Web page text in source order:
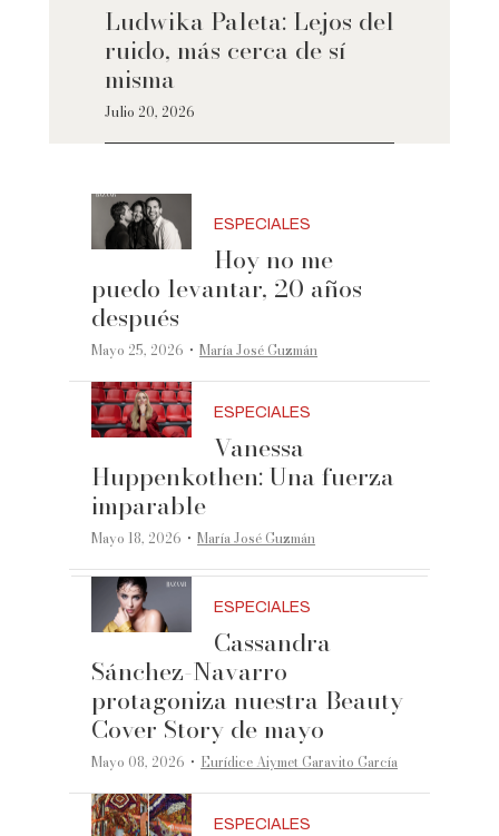
Ludwika Paleta: Lejos del
ruido, más cerca de sí
misma
Julio 20, 2026
ESPECIALES
Hoy no me
puedo levantar, 20 años
después
Mayo 25, 2026 ·María José Guzmán
ESPECIALES
Vanessa
Huppenkothen: Una fuerza
imparable
Mayo 18, 2026 ·María José Guzmán
ESPECIALES
Cassandra
Sánchez-Navarro
protagoniza nuestra Beauty
Cover Story de mayo
Mayo 08, 2026 ·Eurídice Aiymet Garavito García
ESPECIALES